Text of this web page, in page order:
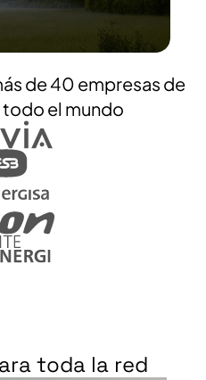
de 40 empresas de
el mundo
toda la red